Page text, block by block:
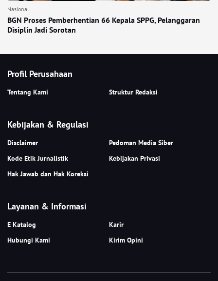
Nasional
BGN Proses Pemberhentian 66 Kepala SPPG, Pelanggaran
Disiplin Jadi Sorotan
Profil Perusahaan
Tentang Kami Struktur Redaksi
Kebijakan & Regulasi
Disclaimer
Pedoman Media Siber
Kode Etik Jurnalistik
Kebijakan Privasi
Hak Jawab dan Hak Koreksi
Layanan & Informasi
E Katalog
Karir
Hubungi Kami
Kirim Opini